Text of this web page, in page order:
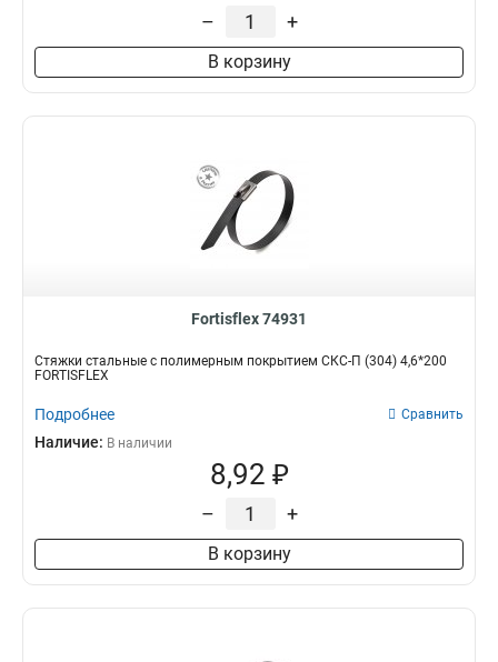
– +
В корзину
Fortisflex 74931
Стяжки стальные с полимерным покрытием СКС-П (304) 4,6*200
FORTISFLEX
Подробнее Сравнить
Наличие: В наличии
8,92 ₽
– +
В корзину